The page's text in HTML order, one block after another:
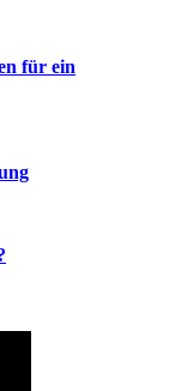
für ein